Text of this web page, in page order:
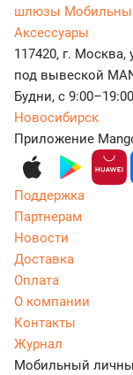
шлюзы
Аксессуары
117420, г.
под вывеской
Будни, с 9:00–19:00
Новосибирск
Приложение
Поддержка
Партнерам
Новости
Доставка
Оплата
О компании
Контакты
Журнал
Мобильный